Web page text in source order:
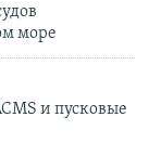
море
и пусковые